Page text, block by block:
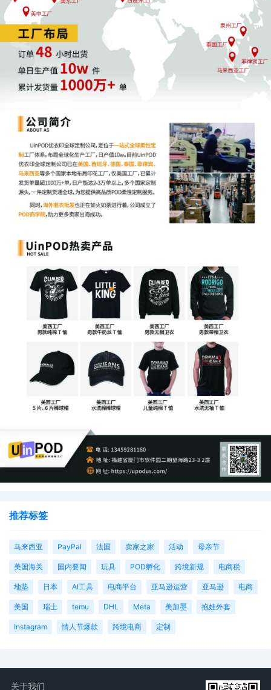
推荐标签
马来西亚 PayPal 法国 卖家之家 活动 母亲节
美国海关 国内要闻 玩具 POD孵化 跨境新规 电商税
地垫 日本 AI工具 电商平台 亚马逊运营 亚马逊 电商
美国 瑞士 temu DHL Meta 美加墨 抱娃外套
Instagram 情人节爆款 跨境电商 定制
关于我们